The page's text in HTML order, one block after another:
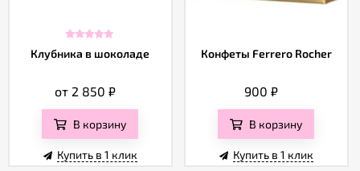
Клубника в шоколаде
от 2 850₽
В корзину
Купить в 1 клик
Конфеты Ferrero Rocher
900₽
В корзину
Купить в 1 клик